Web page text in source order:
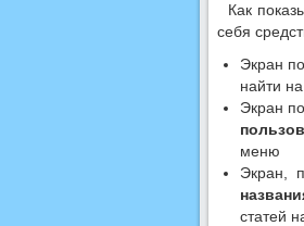
Как
себя
Экран
найти
Экран
меню
Экран,
статей